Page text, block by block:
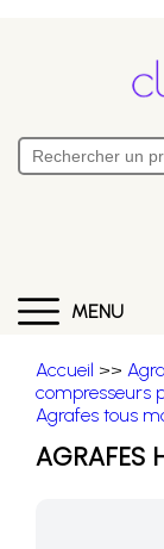
MENU
Accueil >>
compresseurs
Agrafes tous
AGRAFES